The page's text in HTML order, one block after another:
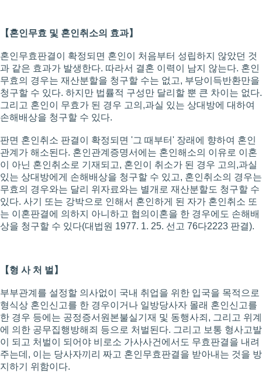
【혼인무효 및 혼인취소의 효과】
혼인무효판결이 확정되면 혼인이 처음부터 성립하지 않았던 것
과 같은 효과가 발생한다. 따라서 결혼 이력이 남지 않는다. 혼인
무효의 경우는 재산분할을 청구할 수는 없고, 부당이득반환만을
청구할 수 있다. 하지만 법률적 구성만 달리할 뿐 큰 차이는 없다.
그리고 혼인이 무효가 된 경우 고의,과실 있는 상대방에 대하여
손해배상을 청구할 수 있다.
판면 혼인취소 판결이 확정되면 '그 때부터' 장래에 향하여 혼인
관계가 해소된다. 혼인관계증명서에는 혼인해소의 이유로 이혼
이 아닌 혼인취소로 기재되고, 혼인이 취소가 된 경우 고의,과실
있는 상대방에게 손해배상을 청구할 수 있고, 혼인취소의 경우는
무효의 경우와는 달리 위자료와는 별개로 재산분할도 청구할 수
있다. 사기 또는 강박으로 인해서 혼인하게 된 자가 혼인취소 또
는 이혼판결에 의하지 아니하고 협의이혼을 한 경우에도 손해배
상을 청구할 수 있다(대법원 1977. 1. 25. 선고 76다2223 판결).
【형 사 처 벌】
부부관계를 설정할 의사없이 국내 취업을 위한 입국을 목적으로
형식상 혼인신고를 한 경우이거나 일방당사자 몰래 혼인신고를
한 경우 등에는 공정증서원본불실기재 및 동행사죄, 그리고 위계
에 의한 공무집행방해죄 등으로 처벌된다. 그리고 보통 형사고발
이 되고 처벌이 되어야 비로소 가사사건에서도 무효판결을 내려
주는데, 이는 당사자끼리 짜고 혼인무효판결을 받아내는 것을 방
지하기 위함이다.